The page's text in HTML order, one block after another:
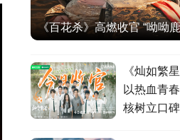
《百花杀》高燃收官 “呦呦
《灿如繁
以热血青
核树立口